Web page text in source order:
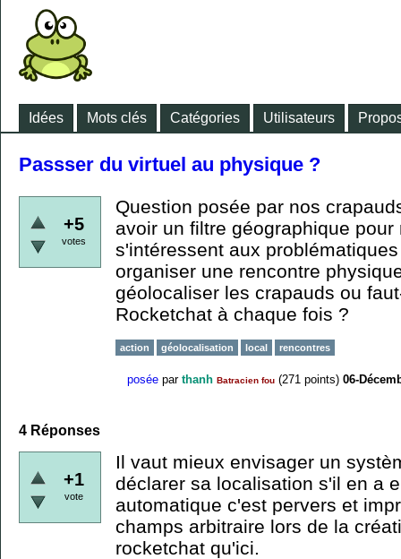
Idées Mots clés Catégories Utilisateurs
Passser du virtuel au physique ?
+5
votes
Question posée par nos
avoir un filtre géographique
s'intéressent aux
organiser une rencontre
géolocaliser les crapauds ou
Rocketchat à chaque fois ?
action géolocalisation local rencontres
posée par thanh Batracien fou (271 points) 06-
4 Réponses
+1
vote
Il vaut mieux envisager un
déclarer sa localisation s'il en a
automatique c'est pervers et
champs arbitraire lors de la
rocketchat qu'ici.